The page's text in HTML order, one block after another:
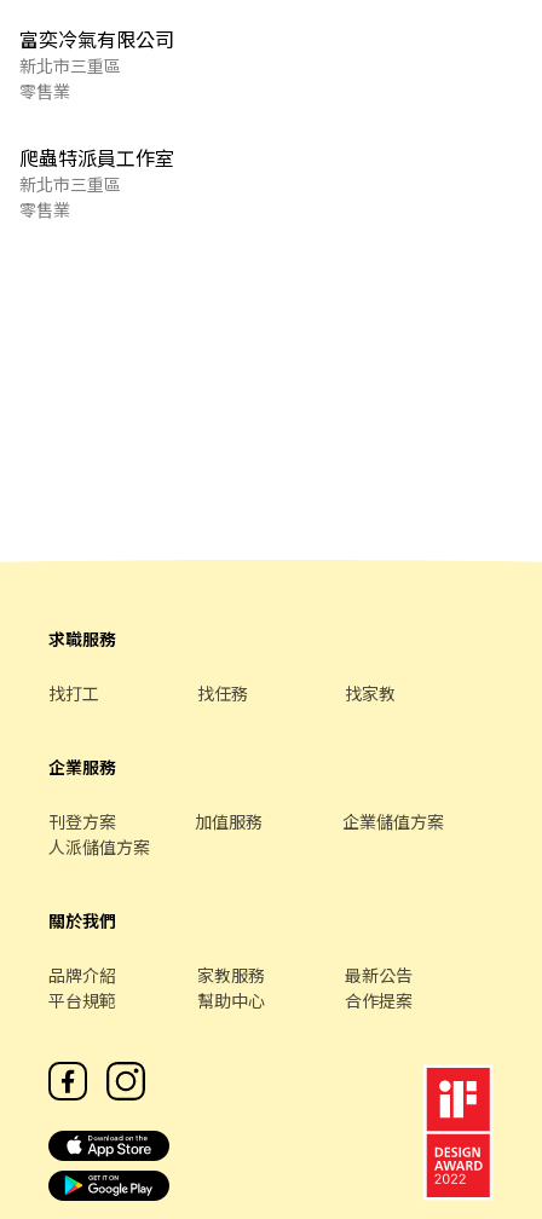
富奕冷氣有限公司
新北市三重區
零售業
爬蟲特派員工作室
新北市三重區
零售業
求職服務
找打工 找任務 找家教
企業服務
刊登方案 加值服務
企業儲值方案
人派儲值方案
關於我們
品牌介紹 家教服務
最新公告
平台規範
幫助中心 合作提案